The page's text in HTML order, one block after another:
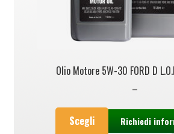
Olio Motore 5W-30 FORD D
–
Scegli Richiedi